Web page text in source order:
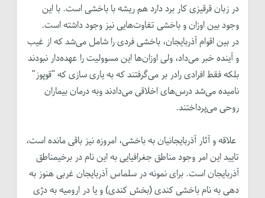
در زبان قرقیزی کار برد دارد هم ریشه با باخشی است. با این
وجود بین اوزان و باخشی تفاوت‌هایی نیز وجود داشته است.
در بین اقوام آذربایجان، باخشی فردی را شامل می‌شد که از غیب
و آینده خبر می‌داد، ولی اوزان‌ها این مسوولیت را عهده‌دار نبودند
بلکه فقط افرادی رادر بر می‌گرفتند که به یاری سازی که "قوپوز"
نامیده می‌شد درس‌های اخلاقی می‌دادند وبه درمان بیماران
روحی می‌پرداختند.
علاقه و آثار آذربایجانیان به باخشی، امروزه نیز باقی مانده است،
تایید این امر وجود مناطق جغرافیایی به این نام در برخیمناطق
آذربایجان است. برای نمونه در سلماس آذربایجان غربی هنوز به
دهی به نام باخشی کندی (بخش کندی) و یا در ارومیه به دژی